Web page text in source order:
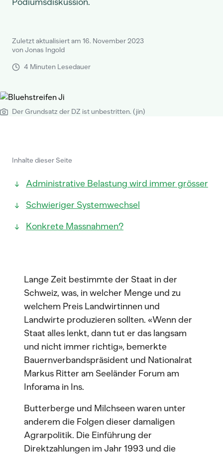
Zuletzt aktualisiert am 16. November 2023
von Jonas Ingold
4 Minuten Lesedauer
Der Grundsatz der DZ ist unbestritten. (jin)
Inhalte dieser Seite
Administrative Belastung wird immer grösser
Schwieriger Systemwechsel
Konkrete Massnahmen?
Lange Zeit bestimmte der Staat in der
Schweiz, was, in welcher Menge und zu
welchem Preis Landwirtinnen und
Landwirte produzieren sollten. «Wenn der
Staat alles lenkt, dann tut er das langsam
und nicht immer richtig», bemerkte
Bauernverbandspräsident und Nationalrat
Markus Ritter am Seeländer Forum am
Inforama in Ins.
Butterberge und Milchseen waren unter
anderem die Folgen dieser damaligen
Agrarpolitik. Die Einführung der
Direktzahlungen im Jahr 1993 und die